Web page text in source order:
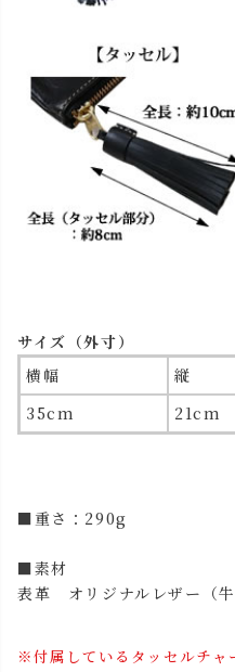
サイズ（外寸）
横幅
縦
35cm
21cm
■重さ：290g
■素材
表革 オリジナルレザー（牛
※付属しているタッセルチャ